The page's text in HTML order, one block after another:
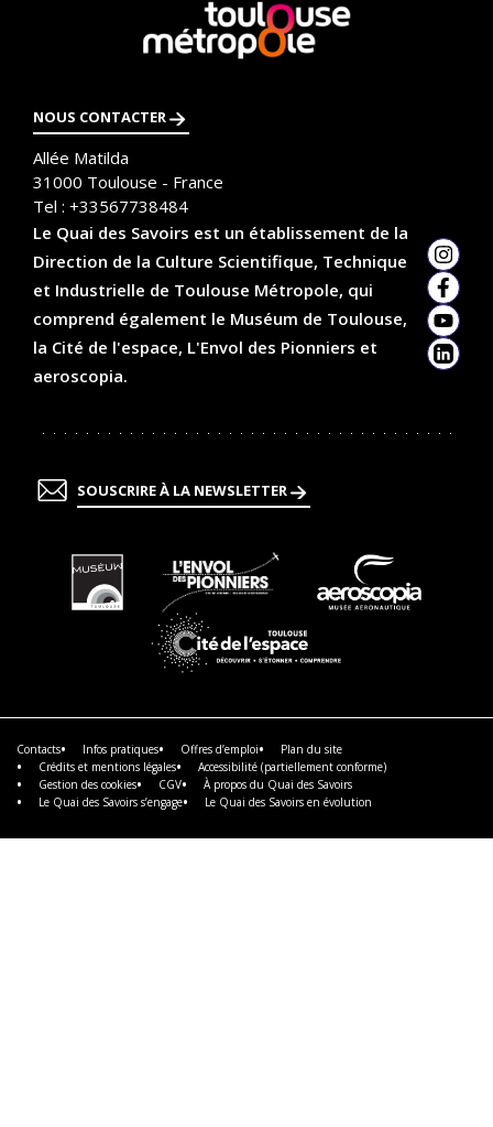
En
savoir
plus
NOUS CONTACTER
Allée Matilda
31000 Toulouse - France
Tel : +33567738484
Le Quai des Savoirs est un établissement de la
Direction de la Culture Scientifique, Technique
et Industrielle de Toulouse Métropole, qui
comprend également le Muséum de Toulouse,
la Cité de l'espace, L'Envol des Pionniers et
aeroscopia.
SOUSCRIRE À LA NEWSLETTER
En
savoir
plus
Contacts Infos pratiques Offres d’emploi
Plan du site
Crédits et mentions légales
Accessibilité (partiellement conforme)
Gestion des cookies
CGV
À propos du Quai des Savoirs
Le Quai des Savoirs s’engage
Le Quai des Savoirs en évolution